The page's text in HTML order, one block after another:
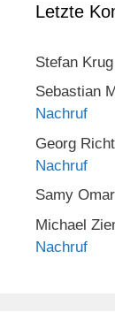
Letzte
Stefan Krug
Sebastian
Nachruf
Georg
Nachruf
Samy Omar
Michael
Nachruf